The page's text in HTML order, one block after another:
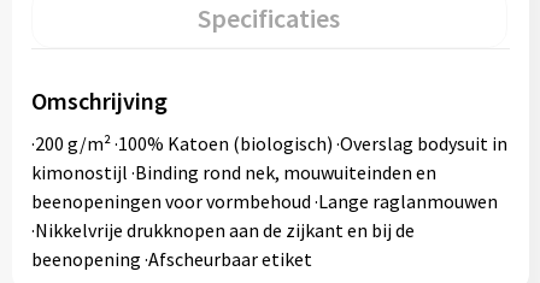
Specificaties
Omschrijving
·200 g/m² ·100% Katoen (biologisch) ·Overslag bodysuit in
kimonostijl ·Binding rond nek, mouwuiteinden en
beenopeningen voor vormbehoud ·Lange raglanmouwen
·Nikkelvrije drukknopen aan de zijkant en bij de
beenopening ·Afscheurbaar etiket